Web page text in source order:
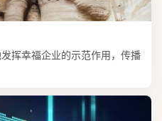
挥幸福企业的示范作用，传播